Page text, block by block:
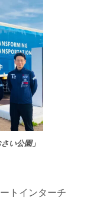
い公園」
トインターチ